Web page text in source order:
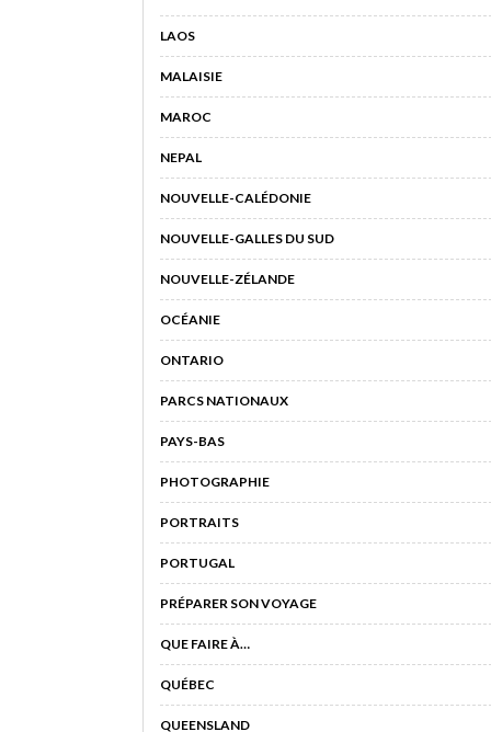
LAOS
MALAISIE
MAROC
NEPAL
NOUVELLE-CALÉDONIE
NOUVELLE-GALLES DU SUD
NOUVELLE-ZÉLANDE
OCÉANIE
ONTARIO
PARCS NATIONAUX
PAYS-BAS
PHOTOGRAPHIE
PORTRAITS
PORTUGAL
PRÉPARER SON VOYAGE
QUE FAIRE À…
QUÉBEC
QUEENSLAND